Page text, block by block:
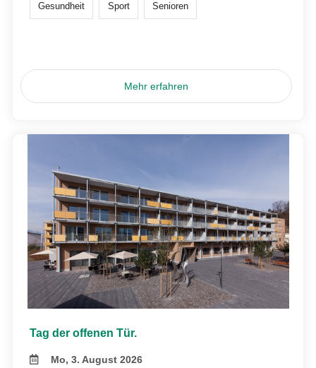
Gesundheit Sport Senioren
Mehr erfahren
Tag der offenen Tür.
Mo, 3. August 2026